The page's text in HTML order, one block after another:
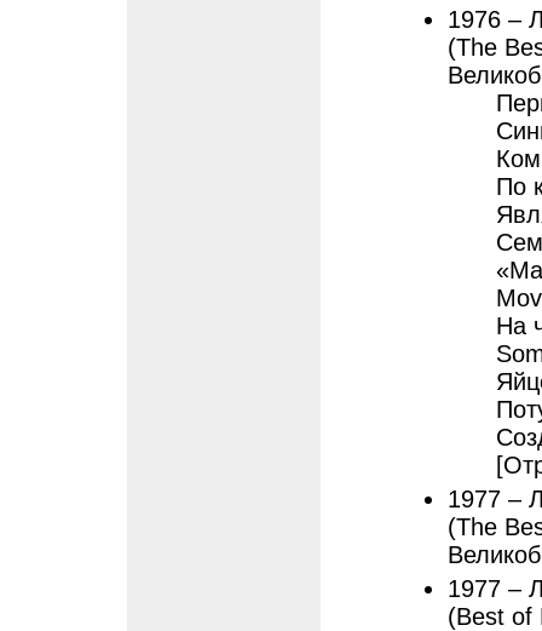
1976 –
(The
По
На
1977 –
(The
1977 –
(Best of